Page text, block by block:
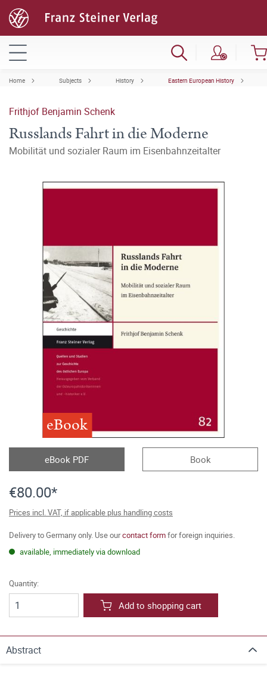
Home Subjects History Eastern European History
Frithjof Benjamin Schenk
Russlands Fahrt in die Moderne
Mobilität und sozialer Raum im Eisenbahnzeitalter
eBook
eBook PDF Book
€80.00*
Prices incl. VAT, if applicable plus handling costs
Delivery to Germany only. Use ourcontact formfor foreign inquiries.
available, immediately via download
Quantity:
Add to shopping cart
Abstract